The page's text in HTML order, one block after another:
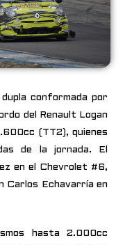
conformada por
del Renault Logan
(TT2), quienes
de la jornada. El
en el Chevrolet #6,
Carlos Echavarría en
hasta 2.000cc